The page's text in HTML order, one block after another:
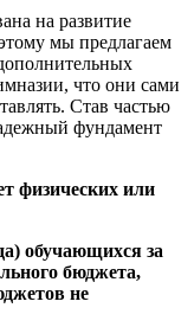
на развитие
мы предлагаем
что они сами
Став частью
фундамент
физических или
обучающихся за
бюджета,
не